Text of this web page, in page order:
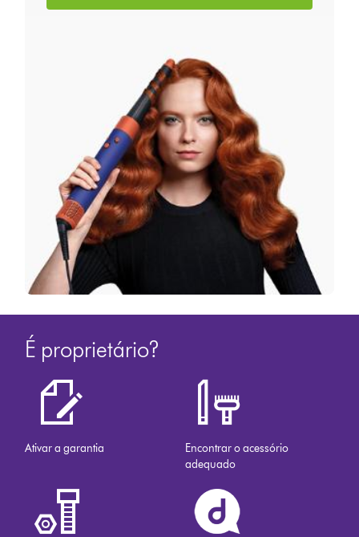
É proprietário?
Ativar a garantia
Encontrar o acessório
adequado